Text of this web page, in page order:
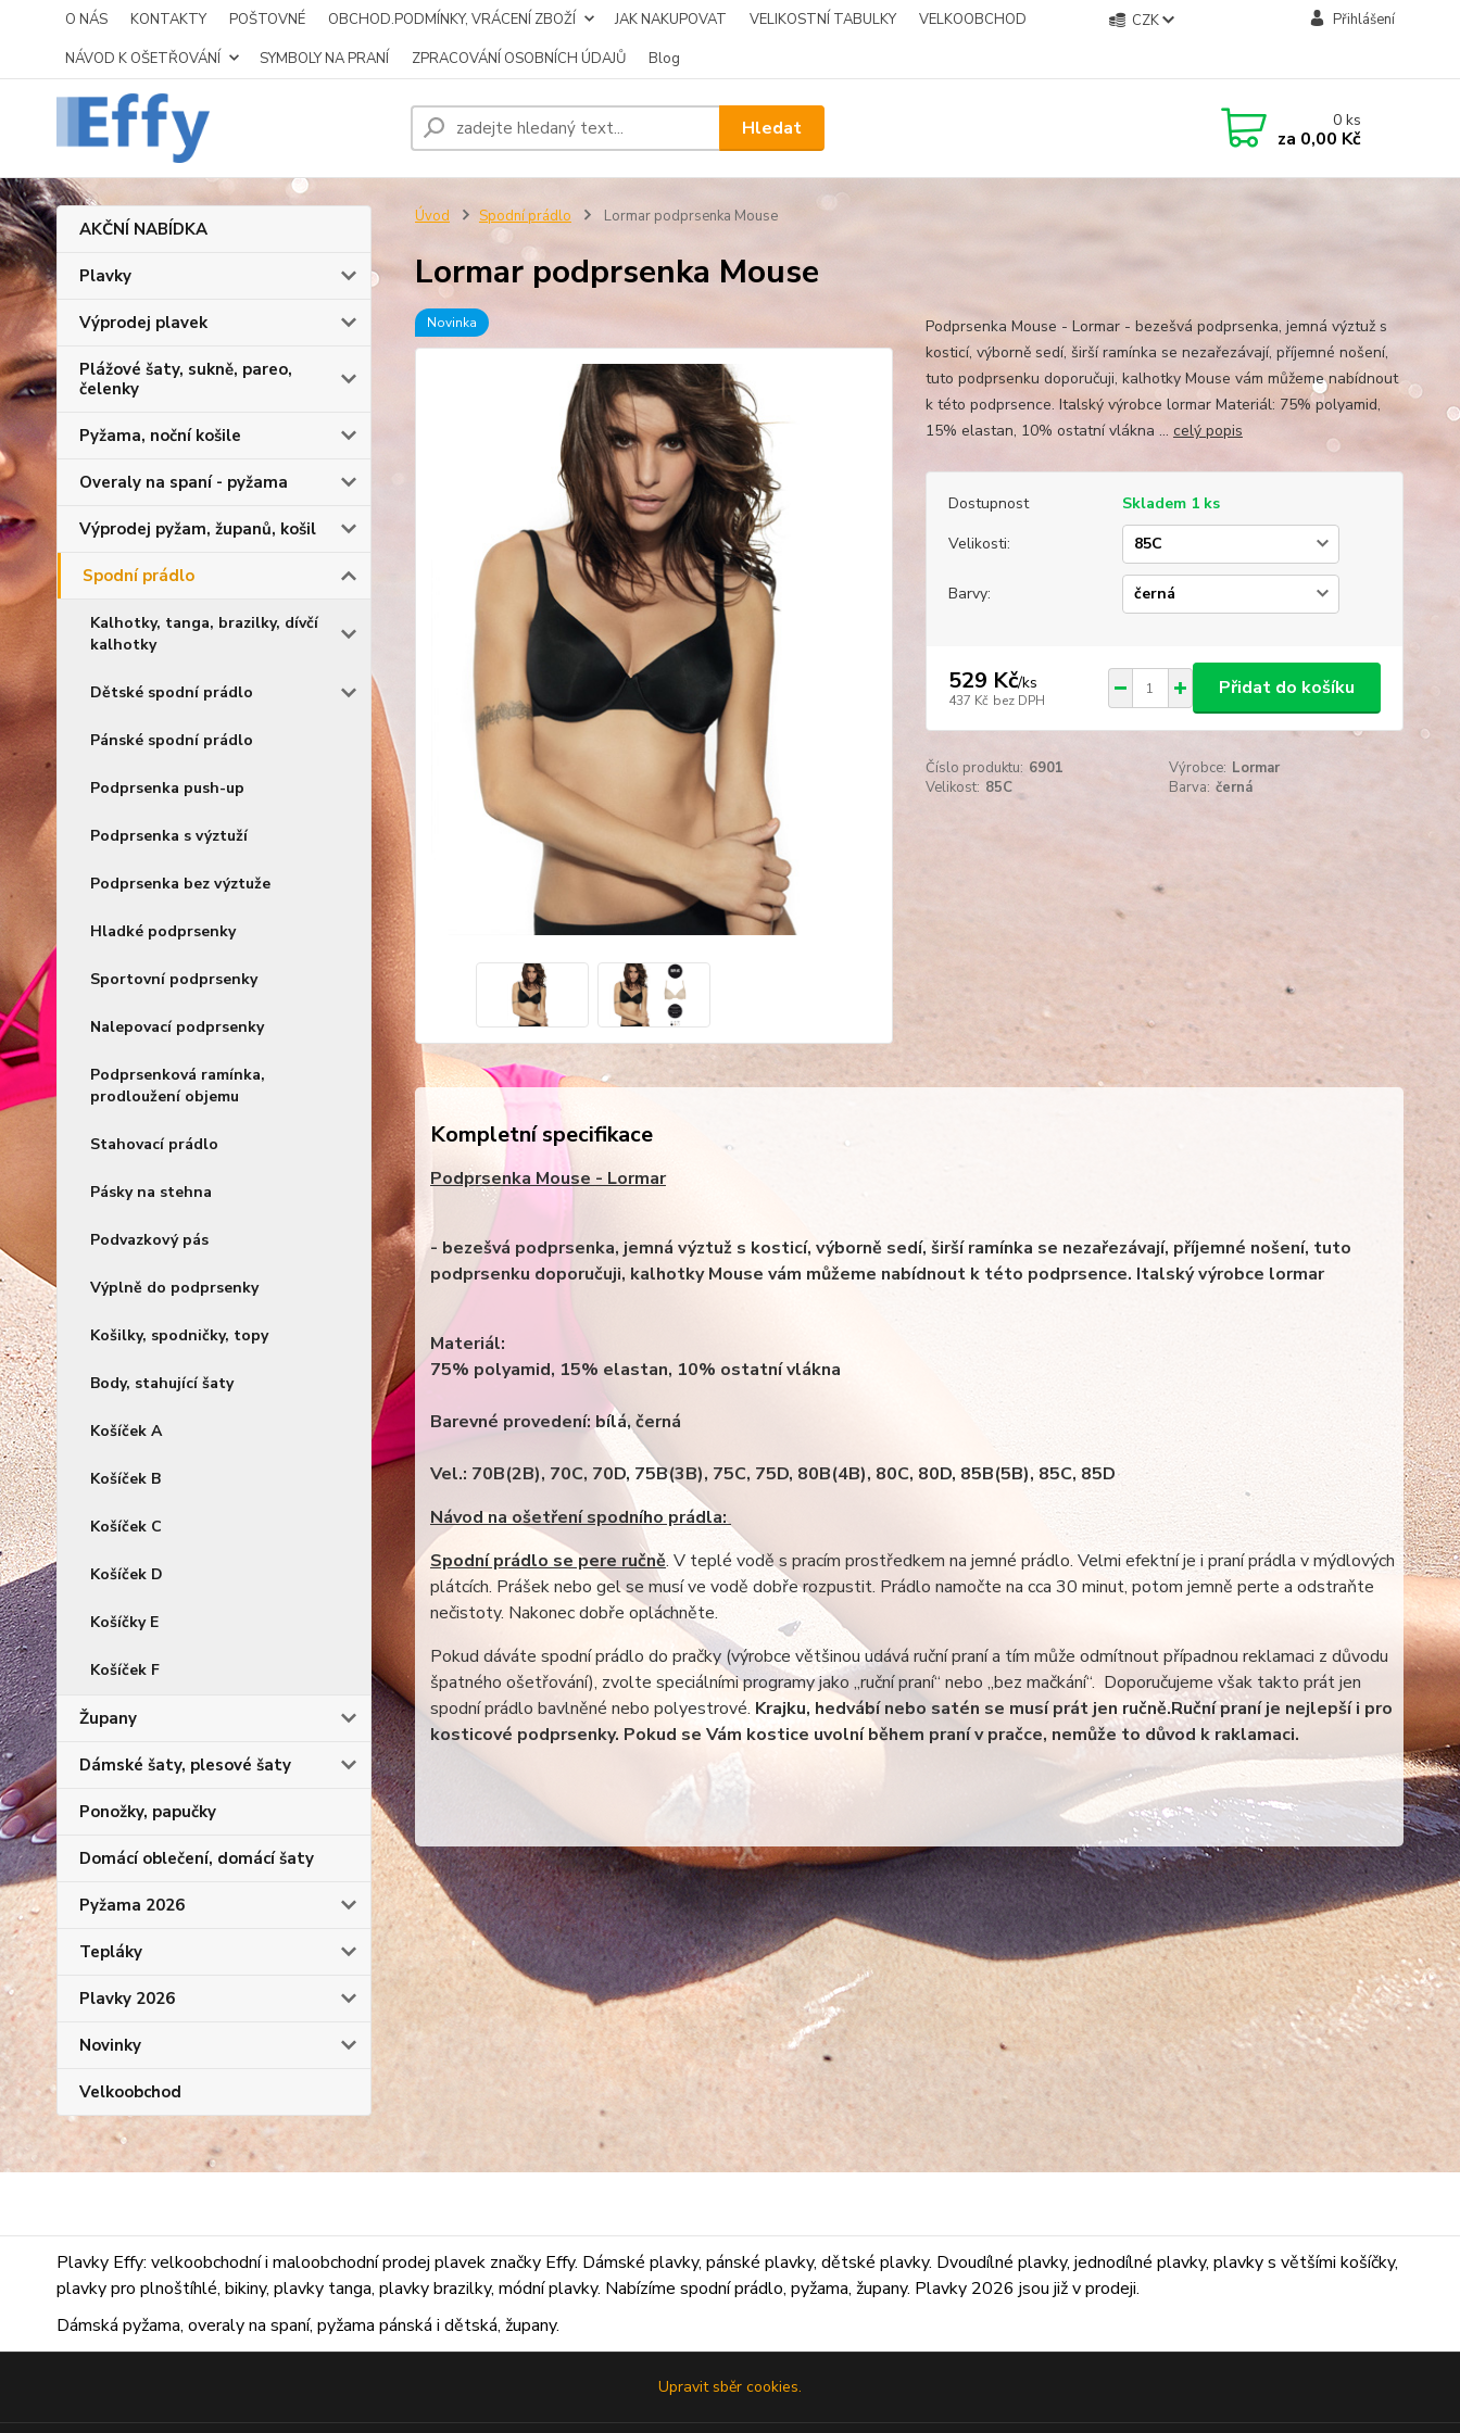
O NÁS KONTAKTY POŠTOVNÉ OBCHOD.PODMÍNKY, VRÁCENÍ ZBOŽÍ JAK NAKUPOVAT VELIKOSTNÍ TABULKY
VELKOOBCHOD
NÁVOD K OŠETŘOVÁNÍ
SYMBOLY NA PRANÍ ZPRACOVÁNÍ OSOBNÍCH ÚDAJŮ Blog
CZK Přihlášení
Hledat 0ks
za 0,00 Kč
AKČNÍ NABÍDKA
Plavky
Výprodej plavek
Plážové šaty, sukně, pareo,
čelenky
Pyžama, noční košile
Overaly na spaní - pyžama
Výprodej pyžam, županů, košil
Spodní prádlo
Kalhotky, tanga, brazilky, dívčí
kalhotky
Dětské spodní prádlo
Pánské spodní prádlo
Podprsenka push-up
Podprsenka s výztuží
Podprsenka bez výztuže
Hladké podprsenky
Sportovní podprsenky
Nalepovací podprsenky
Podprsenková ramínka,
prodloužení objemu
Stahovací prádlo
Pásky na stehna
Podvazkový pás
Výplně do podprsenky
Košilky, spodničky, topy
Body, stahující šaty
Košíček A
Košíček B
Košíček C
Košíček D
Košíčky E
Košíček F
Župany
Dámské šaty, plesové šaty
Ponožky, papučky
Domácí oblečení, domácí šaty
Pyžama 2026
Tepláky
Plavky 2026
Novinky
Velkoobchod
Úvod Spodní prádlo Lormar podprsenka Mouse
Lormar podprsenka Mouse
Novinka
Podprsenka Mouse - Lormar - bezešvá podprsenka, jemná výztuž s
kosticí, výborně sedí, širší ramínka se nezařezávají, příjemné nošení,
tuto podprsenku doporučuji, kalhotky Mouse vám můžeme nabídnout
k této podprsence. Italský výrobce lormar Materiál: 75% polyamid,
15% elastan, 10% ostatní vlákna ... celý popis
Dostupnost
Skladem 1 ks
Velikosti:
Barvy:
529 Kč/ks
437 Kč bez DPH
Přidat do košíku
Číslo produktu: 6901 Výrobce: Lormar
Velikost: 85C Barva: černá
Kompletní specifikace
Podprsenka Mouse - Lormar
- bezešvá podprsenka, jemná výztuž s kosticí, výborně sedí, širší ramínka se nezařezávají, příjemné nošení, tuto
podprsenku doporučuji, kalhotky Mouse vám můžeme nabídnout k této podprsence. Italský výrobce lormar
Materiál:
75% polyamid, 15% elastan, 10% ostatní vlákna
Barevné provedení: bílá, černá
Vel.: 70B(2B), 70C, 70D, 75B(3B), 75C, 75D, 80B(4B), 80C, 80D, 85B(5B), 85C, 85D
Návod na ošetření spodního prádla:
Spodní prádlo se pere ručně. V teplé vodě s pracím prostředkem na jemné prádlo. Velmi efektní je i praní prádla v mýdlových
plátcích. Prášek nebo gel se musí ve vodě dobře rozpustit. Prádlo namočte na cca 30 minut, potom jemně perte a odstraňte
nečistoty. Nakonec dobře opláchněte.
Pokud dáváte spodní prádlo do pračky (výrobce většinou udává ruční praní a tím může odmítnout případnou reklamaci z důvodu
špatného ošetřování), zvolte speciálními programy jako „ruční praní“ nebo „bez mačkání“. Doporučujeme však takto prát jen
spodní prádlo bavlněné nebo polyestrové. Krajku, hedvábí nebo satén se musí prát jen ručně.Ruční praní je nejlepší i pro
kosticové podprsenky. Pokud se Vám kostice uvolní během praní v pračce, nemůže to důvod k raklamaci.
Plavky Effy: velkoobchodní i maloobchodní prodej plavek značky Effy. Dámské plavky, pánské plavky, dětské plavky. Dvoudílné plavky, jednodílné plavky, plavky s většími košíčky,
plavky pro plnoštíhlé, bikiny, plavky tanga, plavky brazilky, módní plavky. Nabízíme spodní prádlo, pyžama, župany. Plavky 2026 jsou již v prodeji.
Dámská pyžama, overaly na spaní, pyžama pánská i dětská, župany.
Upravit sběr cookies.